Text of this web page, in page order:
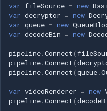
var fileSource = new
var decryptor = new
var queue = new
var decodeBin = new
pipeline.Connect (
pipeline.Connect (
pipeline.Connect (queue.
var videoRenderer = new
pipeline.Connect (